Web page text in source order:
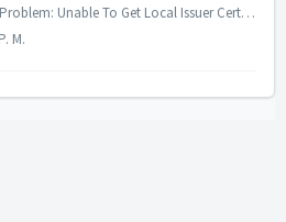
Advisor: SSL Certificate Problem: Unable To Get Local Issuer Certificate Cuando se configura advisor con https, al usar la url con https y hacer clic en...
M.